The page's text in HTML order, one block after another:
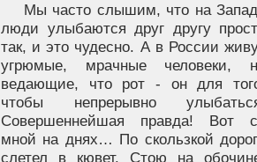
Мы часто слышим, что на
люди улыбаются друг другу
так, и это чудесно. А в России
угрюмые, мрачные человеки,
ведающие, что рот - он для
чтобы непрерывно
Совершеннейшая правда! Вот
мной на днях… По скользкой
слетел в кювет. Стою на